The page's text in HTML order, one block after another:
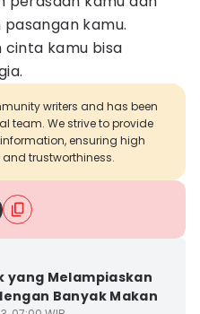
kamu.
cinta kamu bisa
writers and has been
team. We strive to provide
ensuring high
trustworthiness.
yang Melampiaskan
Banyak Makan